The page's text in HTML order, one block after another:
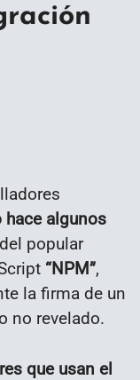
hace algunos
del popular
“NPM”,
la firma de un
no revelado.
que usan el